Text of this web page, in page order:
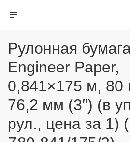
Рулонная
Engineer Paper,
0,841×175 м, 80
76,2 мм (3″) (в
рул., цена за 1)